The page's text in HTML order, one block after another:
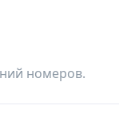
номеров.